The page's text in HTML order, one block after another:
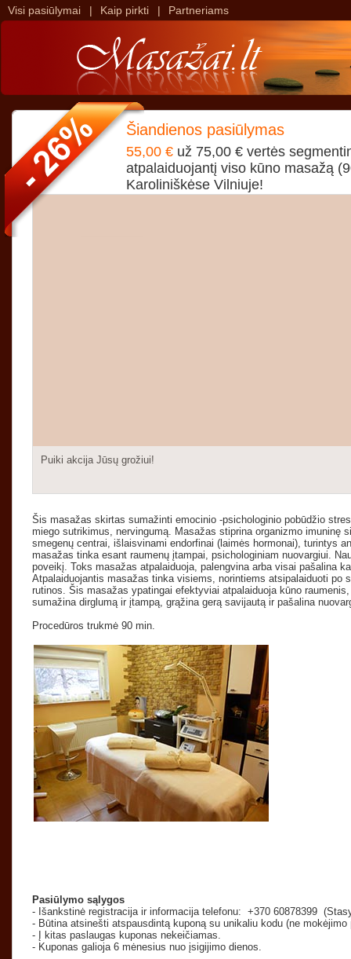
Visi pasiūlymai | Kaip pirkti | Partneriams
Šiandienos pasiūlymas
55,00 € už 75,00 € vertės
atpalaiduojantį viso kūno masažą
Karoliniškėse Vilniuje!
Puiki akcija Jūsų grožiui!
Šis masažas skirtas sumažinti emocinio -psichologinio pobūdžio
miego sutrikimus, nervingumą. Masažas stiprina organizmo imuninę
smegenų centrai, išlaisvinami endorfinai (laimės hormonai), turintys
masažas tinka esant raumenų įtampai, psichologiniam nuovargiui.
poveikį. Toks masažas atpalaiduoja, palengvina arba visai pašalina
Atpalaiduojantis masažas tinka visiems, norintiems atsipalaiduoti po
rutinos. Šis masažas ypatingai efektyviai atpalaiduoja kūno
sumažina dirglumą ir įtampą, grąžina gerą savijautą ir pašalina
Procedūros trukmė 90 min.
Pasiūlymo sąlygos
- Išankstinė registracija ir informacija telefonu: +370 60878399
- Būtina atsinešti atspausdintą kuponą su unikaliu kodu (ne mokėjimo
- Į kitas paslaugas kuponas nekeičiamas.
- Kuponas galioja 6 mėnesius nuo įsigijimo dienos.